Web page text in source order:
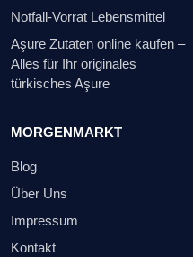
Notfall-Vorrat Lebensmittel
Aşure Zutaten online kaufen –
Alles für Ihr originales
türkisches Aşure
MORGENMARKT
Blog
Über Uns
Impressum
Kontakt